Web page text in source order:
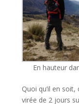
En hauteur
Quoi qu’il en
virée de 2 jours